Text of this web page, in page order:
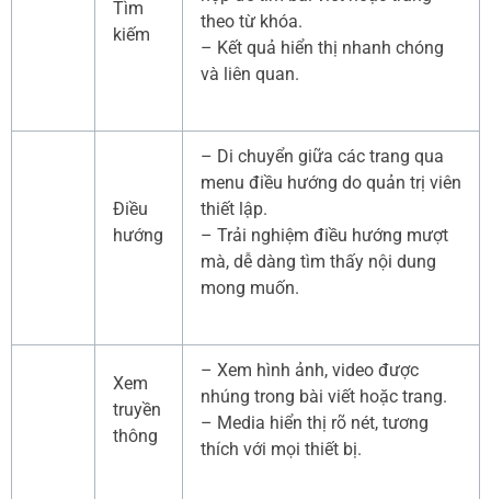
Tìm
kiếm
theo từ khóa.
– Kết quả hiển thị nhanh chóng
và liên quan.
Điều
hướng
– Di chuyển giữa các trang qua
menu điều hướng do quản trị viên
thiết lập.
– Trải nghiệm điều hướng mượt
mà, dễ dàng tìm thấy nội dung
mong muốn.
Xem
truyền
thông
– Xem hình ảnh, video được
nhúng trong bài viết hoặc trang.
– Media hiển thị rõ nét, tương
thích với mọi thiết bị.